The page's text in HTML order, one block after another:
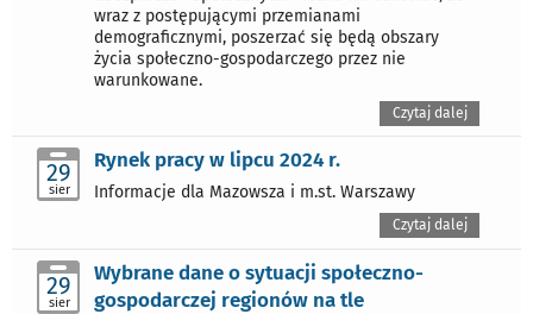
wraz z postępującymi przemianami
demograficznymi, poszerzać się będą obszary
życia społeczno-gospodarczego przez nie
warunkowane.
Czytaj dalej
29
sier
Rynek pracy w lipcu 2024 r.
Informacje dla Mazowsza i m.st. Warszawy
Czytaj dalej
29
sier
Wybrane dane o sytuacji społeczno-
gospodarczej regionów na tle